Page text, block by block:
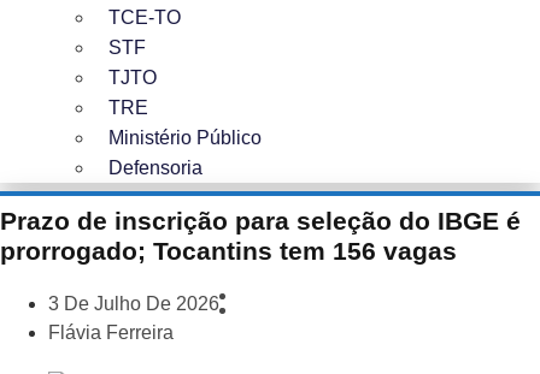
TCE-TO
STF
TJTO
TRE
Ministério Público
Defensoria
Prazo de inscrição para seleção do IBGE é
prorrogado; Tocantins tem 156 vagas
3 De Julho De 2026
Flávia Ferreira